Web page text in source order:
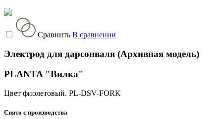
Сравнить В сравнении
Электрод для дарсонваля (Архивная модель)
PLANTA "Вилка"
Цвет фиолетовый. PL-DSV-FORK
Снято с производства